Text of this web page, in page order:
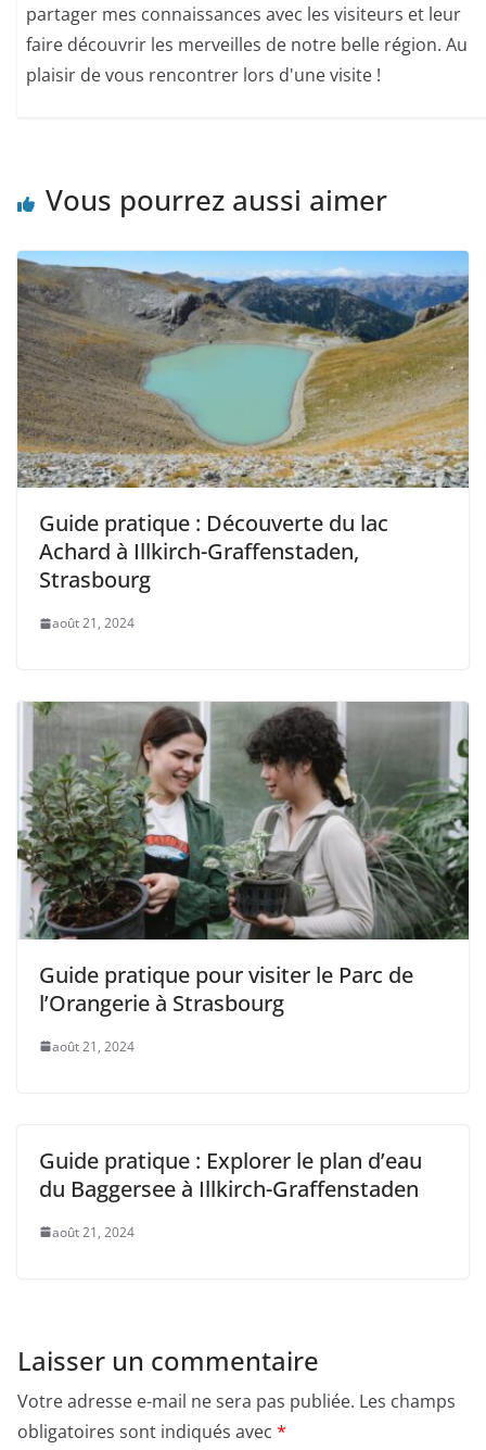
partager mes connaissances avec les visiteurs et leur
faire découvrir les merveilles de notre belle région. Au
plaisir de vous rencontrer lors d'une visite !
Vous pourrez aussi aimer
Guide pratique : Découverte du lac
Achard à Illkirch-Graffenstaden,
Strasbourg
août 21, 2024
Guide pratique pour visiter le Parc de
l’Orangerie à Strasbourg
août 21, 2024
Guide pratique : Explorer le plan d’eau
du Baggersee à Illkirch-Graffenstaden
août 21, 2024
Laisser un commentaire
Votre adresse e-mail ne sera pas publiée. Les champs
obligatoires sont indiqués avec *